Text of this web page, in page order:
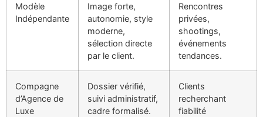
Modèle
Indépendante
Image forte,
autonomie, style
moderne,
sélection directe
par le client.
Rencontres
privées,
shootings,
événements
tendances.
Compagne
d’Agence de
Luxe
Dossier vérifié,
suivi administratif,
cadre formalisé.
Clients
recherchant
fiabilité